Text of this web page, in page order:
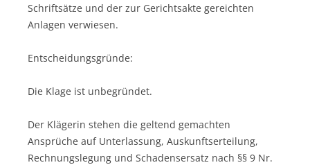
Schriftsätze und der zur Gerichtsakte gereichten
Anlagen verwiesen.
Entscheidungsgründe:
Die Klage ist unbegründet.
Der Klägerin stehen die geltend gemachten
Ansprüche auf Unterlassung, Auskunftserteilung,
Rechnungslegung und Schadensersatz nach §§ 9 Nr.